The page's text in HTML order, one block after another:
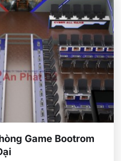
Game Bootrom